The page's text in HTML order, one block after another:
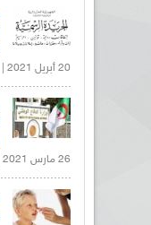
20 أبريل 2021 |
26 مارس 2021 |